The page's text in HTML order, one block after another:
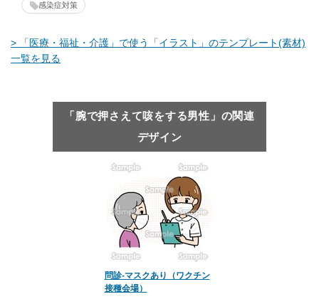
感染症対策
> 「医療・福祉・介護」で使う「イラスト」のテンプレート(素材)
一覧を見る
「腕で押さえて咳をする男性」の関連
デザイン
問診-マスクあり（ワクチン
接種会場）